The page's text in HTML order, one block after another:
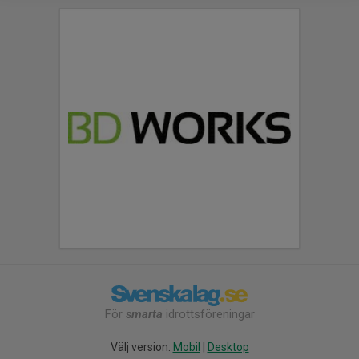
För smarta idrottsföreningar
Välj version: Mobil Desktop